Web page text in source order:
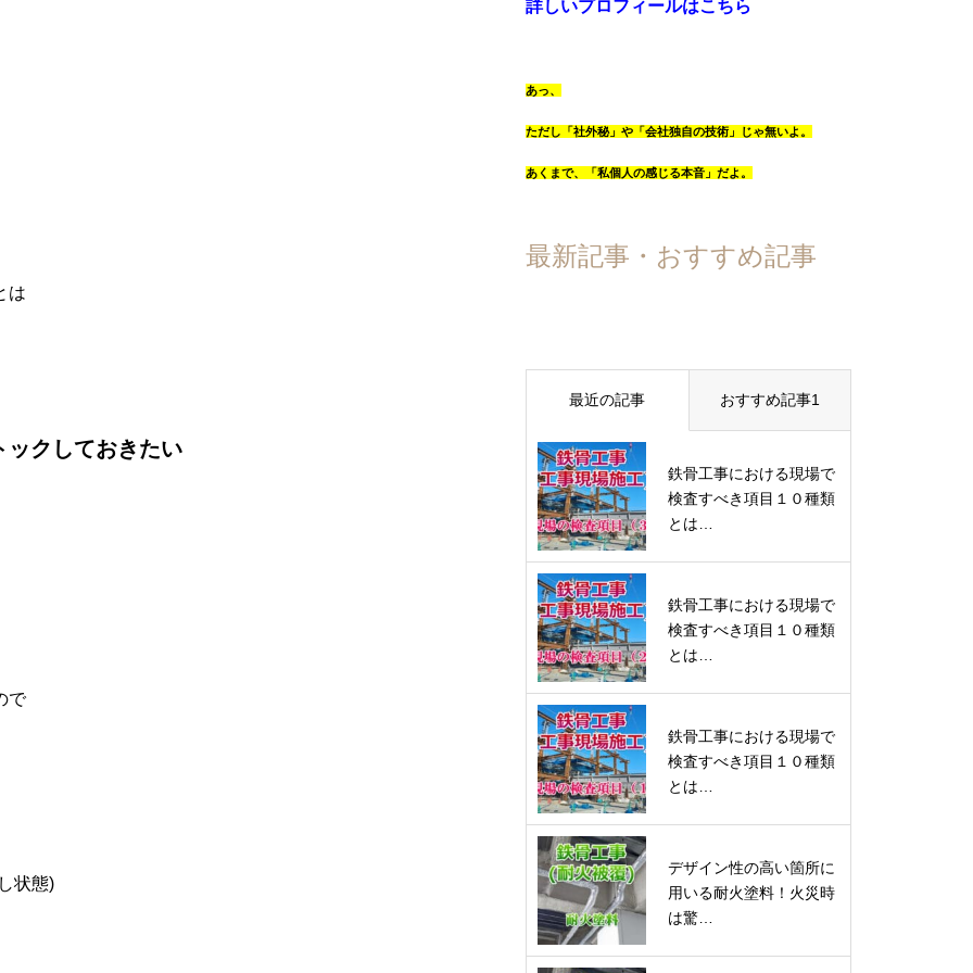
は
ックしておきたい
で
状態)
詳しいプロフィールはこちら
あっ、
ただし「社外秘」や「会社独自の技術」じゃ無いよ。
あくまで、「私個人の感じる本音」だよ。
最新記事・おすすめ記事
最近の記事 おすすめ記事1
鉄骨工事における現場で
検査すべき項目１０種類
とは…
鉄骨工事における現場で
検査すべき項目１０種類
とは…
鉄骨工事における現場で
検査すべき項目１０種類
とは…
デザイン性の高い箇所に
用いる耐火塗料！火災時
は驚…